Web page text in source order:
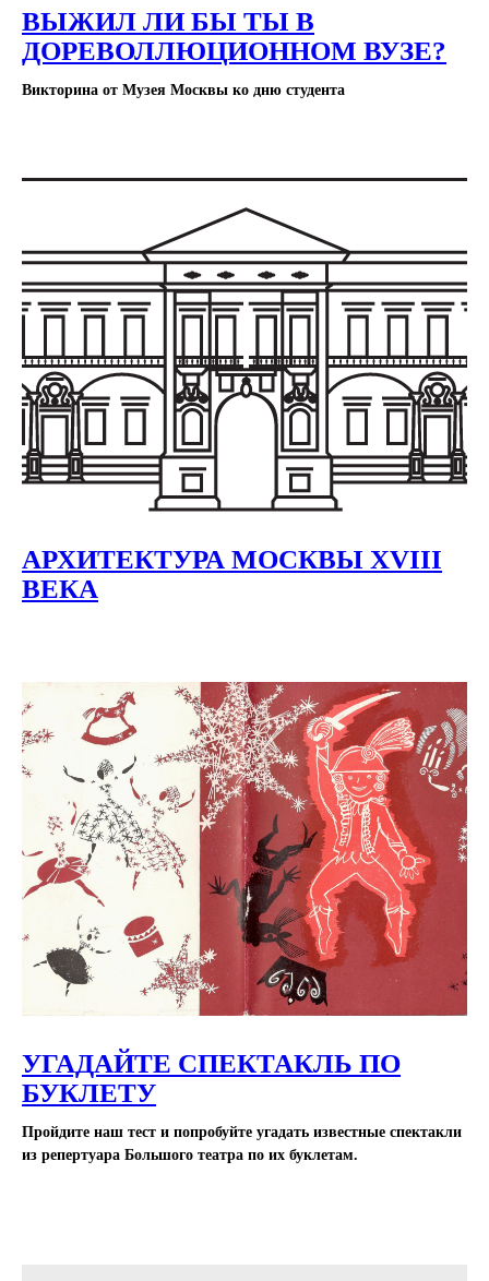
ВЫЖИЛ ЛИ БЫ ТЫ В
ДОРЕВОЛЛЮЦИОННОМ ВУЗЕ?
Викторина от Музея Москвы ко дню студента
АРХИТЕКТУРА МОСКВЫ XVIII
ВЕКА
УГАДАЙТЕ СПЕКТАКЛЬ ПО
БУКЛЕТУ
Пройдите наш тест и попробуйте угадать известные спектакли
из репертуара Большого театра по их буклетам.